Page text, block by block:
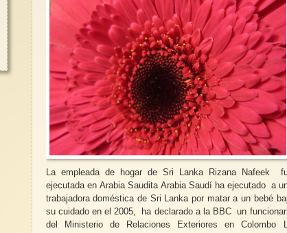
La empleada de hogar de Sri Lanka Rizana Nafeek
ejecutada en Arabia Saudita Arabia Saudí ha ejecutado a una
trabajadora doméstica de Sri Lanka por matar a un bebé
su cuidado en el 2005, ha declarado a la BBC un
del Ministerio de Relaciones Exteriores en Colombo La